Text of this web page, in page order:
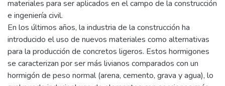
materiales para ser aplicados en el campo de la construcción
e ingeniería civil.
En los últimos años, la industria de la construcción ha
introducido el uso de nuevos materiales como alternativas
para la producción de concretos ligeros. Estos hormigones
se caracterizan por ser más livianos comparados con un
hormigón de peso normal (arena, cemento, grava y agua), lo